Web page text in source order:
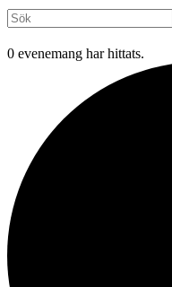
0 evenemang har hittats.